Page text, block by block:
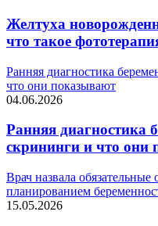
Желтуха
что такое
Ранняя диагностика
что они показывают
04.06.2026
Ранняя диагностика
скрининги и что они
Врач назвала обязательные
планированием
15.05.2026